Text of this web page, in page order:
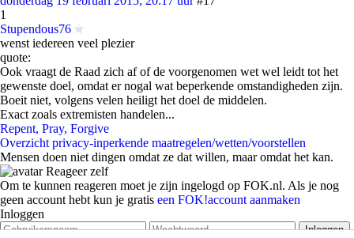
1
Stupendous76
wenst iedereen veel plezier
quote:
Ook vraagt de Raad zich af of de voorgenomen wet wel leidt tot het
gewenste doel, omdat er nogal wat beperkende omstandigheden zijn.
Boeit niet, volgens velen heiligt het doel de middelen.
Exact zoals extremisten handelen...
Repent, Pray, Forgive
Overzicht privacy-inperkende maatregelen/wetten/voorstellen
Mensen doen niet dingen omdat ze dat willen, maar omdat het kan.
Reageer zelf
Om te kunnen reageren moet je zijn ingelogd op FOK.nl. Als je nog
geen account hebt kun je gratis een FOK!account aanmaken
Inloggen